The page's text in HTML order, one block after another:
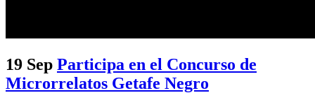
19 Sep Participa en el Concurso de
Microrrelatos Getafe Negro